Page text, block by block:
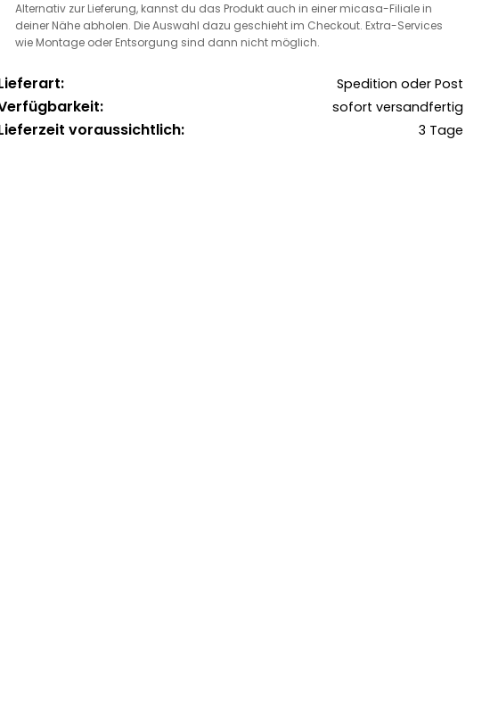
Alternativ zur Lieferung, kannst du das Produkt auch in einer micasa-Filiale in
deiner Nähe abholen. Die Auswahl dazu geschieht im Checkout. Extra-Services
wie Montage oder Entsorgung sind dann nicht möglich.
Spedition oder Post
sofort versandfertig
voraussichtlich: 3 Tage